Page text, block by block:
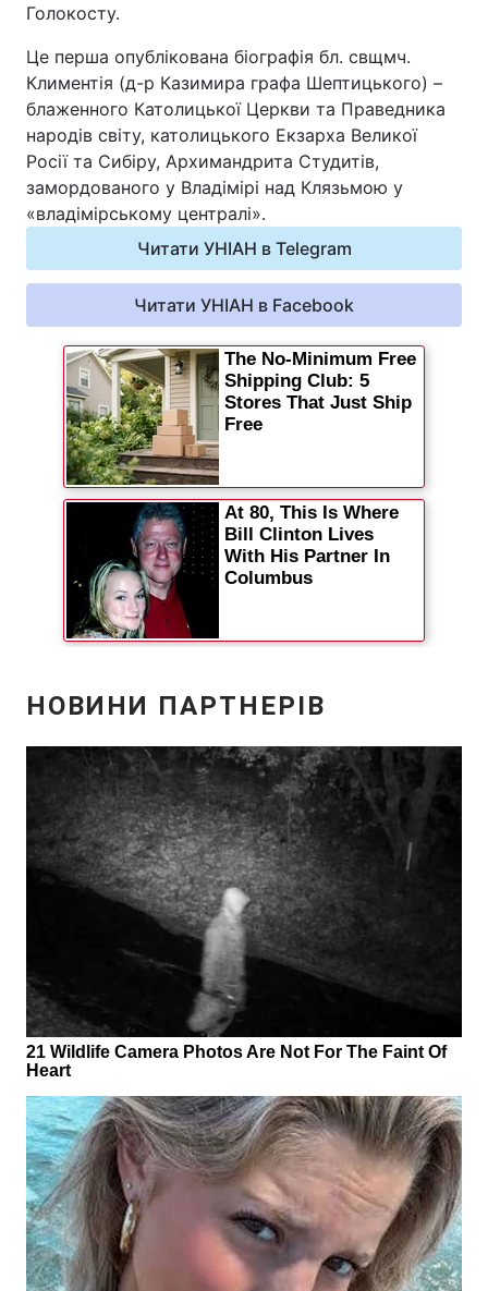
Голокосту.
Це перша опублікована біографія бл. свщмч.
Климентія (д-р Казимира графа Шептицького) –
блаженного Католицької Церкви та Праведника
народів світу, католицького Екзарха Великої
Росії та Сибіру, Архимандрита Студитів,
замордованого у Владімірі над Клязьмою у
«владімірському централі».
Читати УНІАН в Telegram
Читати УНІАН в Facebook